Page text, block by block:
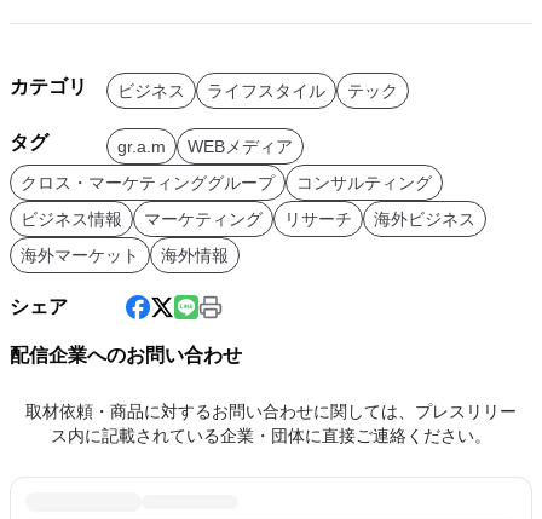
カテゴリ ビジネス ライフスタイル テック
タグ gr.a.m
WEBメディア
クロス・マーケティンググループ
コンサルティング
ビジネス情報
マーケティング リサーチ
海外ビジネス
海外マーケット
海外情報
シェア
配信企業へのお問い合わせ
取材依頼・商品に対するお問い合わせに関しては、プレスリリー
ス内に記載されている企業・団体に直接ご連絡ください。